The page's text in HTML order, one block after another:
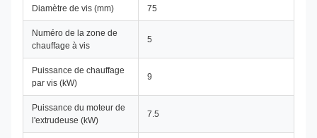
Diamètre de vis (mm) 75
Numéro de la zone de
chauffage à vis
5
Puissance de chauffage
par vis (kW)
9
Puissance du moteur de
l'extrudeuse (kW)
7.5